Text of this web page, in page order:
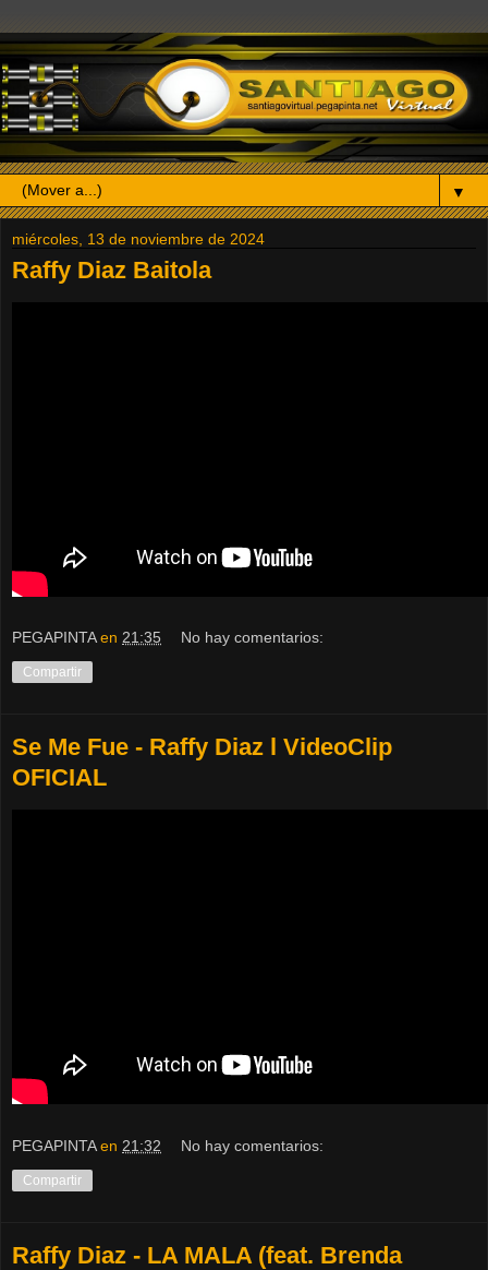
▼
miércoles, 13 de noviembre de 2024
Raffy Diaz Baitola
PEGAPINTA en 21:35 No hay comentarios:
Compartir
Se Me Fue - Raffy Diaz l VideoClip
OFICIAL
PEGAPINTA en 21:32 No hay comentarios:
Compartir
Raffy Diaz - LA MALA (feat. Brenda